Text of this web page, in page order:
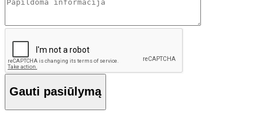
Gauti pasiūlymą